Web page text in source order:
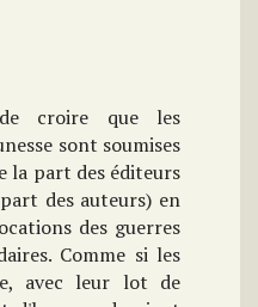
croire que les
sont soumises
la part des éditeurs
des auteurs) en
des guerres
Comme si les
avec leur lot de